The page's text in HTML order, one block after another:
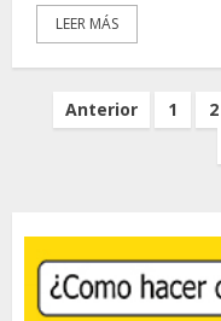
LEER MÁS
Paginación
Anterior 1 2